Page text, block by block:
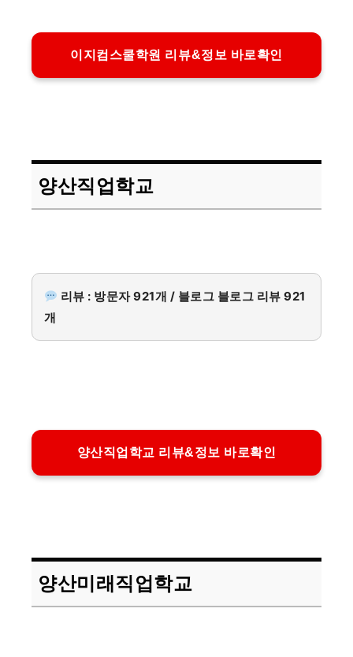
이지컴스쿨학원 리뷰&정보 바로확인
양산직업학교
리뷰 : 방문자 921개 / 블로그 블로그 리뷰 921
개
양산직업학교 리뷰&정보 바로확인
양산미래직업학교